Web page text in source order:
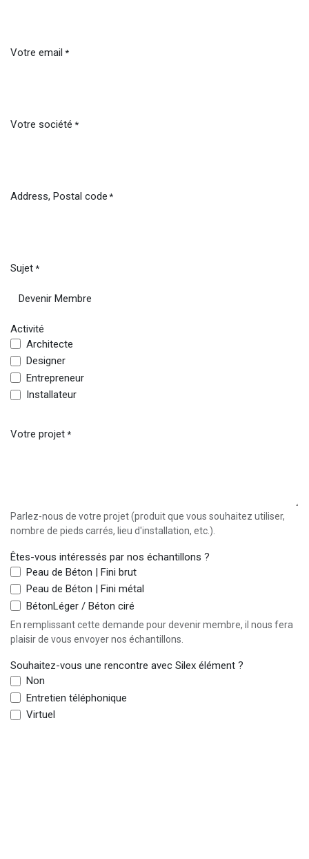
Votre email *
Votre société *
Address, Postal code *
Sujet *
Activité
Architecte
Designer
Entrepreneur
Installateur
Votre projet *
Parlez-nous de votre projet (produit que vous souhaitez utiliser,
nombre de pieds carrés, lieu d'installation, etc.).
Êtes-vous intéressés par nos échantillons ?
Peau de Béton | Fini brut
Peau de Béton | Fini métal
BétonLéger / Béton ciré
En remplissant cette demande pour devenir membre, il nous fera
plaisir de vous envoyer nos échantillons.
Souhaitez-vous une rencontre avec Silex élément ?
Non
Entretien téléphonique
Virtuel